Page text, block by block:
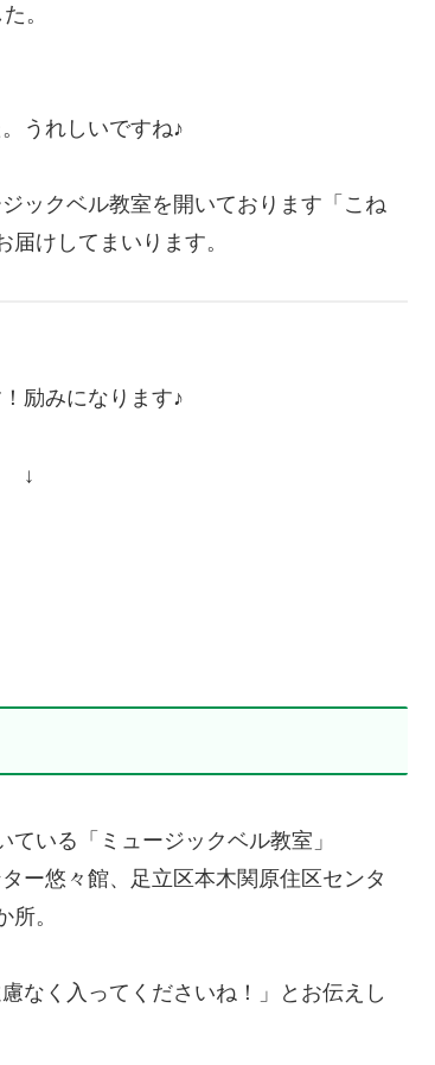
。
うれしいですね♪
ックベル教室を開いております「こね
けしてまいります。
励みになります♪
↓
いる「ミュージックベル教室」
ー悠々館、足立区本木関原住区センタ
。
なく入ってくださいね！」とお伝えし